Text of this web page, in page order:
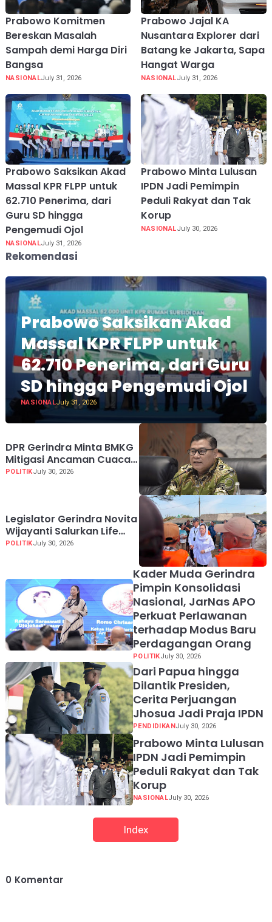
Prabowo Komitmen
Bereskan Masalah
Sampah demi Harga Diri
Bangsa
NASIONALJuly 31, 2026
Prabowo Jajal KA
Nusantara Explorer dari
Batang ke Jakarta, Sapa
Hangat Warga
NASIONALJuly 31, 2026
Prabowo Saksikan Akad
Massal KPR FLPP untuk
62.710 Penerima, dari
Guru SD hingga
Pengemudi Ojol
NASIONALJuly 31, 2026
Prabowo Minta Lulusan
IPDN Jadi Pemimpin
Peduli Rakyat dan Tak
Korup
NASIONALJuly 30, 2026
Rekomendasi
Prabowo Saksikan Akad
Massal KPR FLPP untuk
62.710 Penerima, dari Guru
SD hingga Pengemudi Ojol
NASIONALJuly 31, 2026
DPR Gerindra Minta BMKG
Mitigasi Ancaman Cuaca
Ekstrem El Nino
POLITIKJuly 30, 2026
Legislator Gerindra Novita
Wijayanti Salurkan Life
Jacket untuk Nelayan
Harus Jadi Prioritas
POLITIKJuly 30, 2026
Kader Muda Gerindra
Pimpin Konsolidasi
Nasional, JarNas APO
Perkuat Perlawanan
terhadap Modus Baru
Perdagangan Orang
POLITIKJuly 30, 2026
Dari Papua hingga
Dilantik Presiden,
Cerita Perjuangan
Jhosua Jadi Praja IPDN
PENDIDIKANJuly 30, 2026
Prabowo Minta Lulusan
IPDN Jadi Pemimpin
Peduli Rakyat dan Tak
Korup
NASIONALJuly 30, 2026
Index
0 Komentar